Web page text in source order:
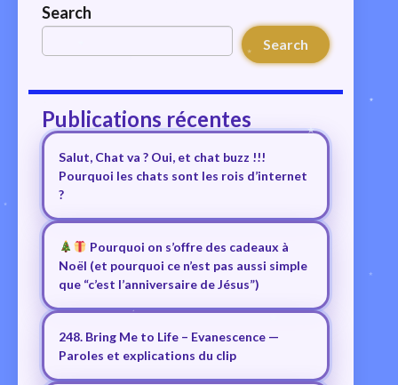
Search
Search
Publications récentes
Salut, Chat va ? Oui, et chat buzz !!!
Pourquoi les chats sont les rois d’internet
?
Pourquoi on s’offre des cadeaux à
Noël (et pourquoi ce n’est pas aussi simple
que “c’est l’anniversaire de Jésus”)
248. Bring Me to Life – Evanescence —
Paroles et explications du clip